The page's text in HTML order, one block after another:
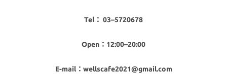
Tel： 03–5720678
Open：12:00–20:00
E-mail：wellscafe2021@gmail.com